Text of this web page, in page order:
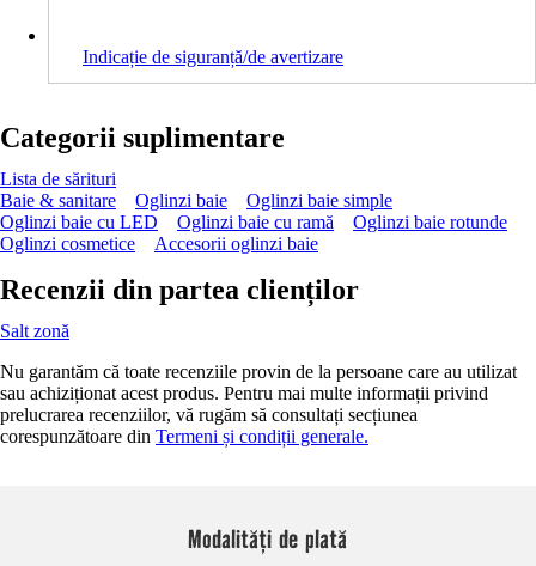
Indicație de siguranță/de avertizare
Categorii suplimentare
Lista de sărituri
Baie & sanitare
Oglinzi baie
Oglinzi baie simple
Oglinzi baie cu LED
Oglinzi baie cu ramă
Oglinzi baie rotunde
Oglinzi cosmetice
Accesorii oglinzi baie
Recenzii din partea clienților
Salt zonă
Nu garantăm că toate recenziile provin de la persoane care au utilizat
sau achiziționat acest produs. Pentru mai multe informații privind
prelucrarea recenziilor, vă rugăm să consultați secțiunea
corespunzătoare din Termeni și condiții generale.
Modalități de plată